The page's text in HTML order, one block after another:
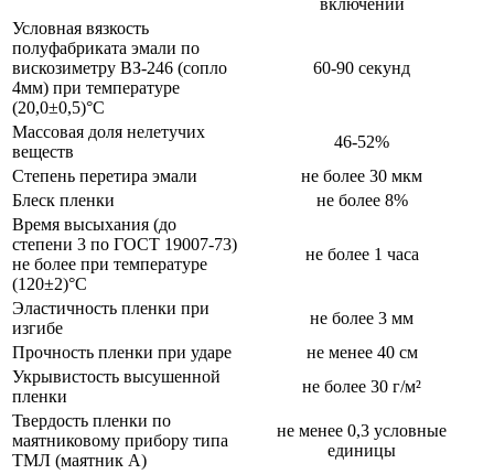
включений
Условная вязкость
полуфабриката эмали по
вискозиметру ВЗ-246 (сопло
4мм) при температуре
(20,0±0,5)°С
60-90 секунд
Массовая доля нелетучих
веществ
46-52%
Степень перетира эмали
не более 30 мкм
Блеск пленки
не более 8%
Время высыхания (до
степени 3 по ГОСТ 19007-73)
не более при температуре
(120±2)°С
не более 1 часа
Эластичность пленки при
изгибе
не более 3 мм
Прочность пленки при ударе
не менее 40 см
Укрывистость высушенной
пленки
не более 30 г/м²
Твердость пленки по
маятниковому прибору типа
ТМЛ (маятник А)
не менее 0,3 условные
единицы